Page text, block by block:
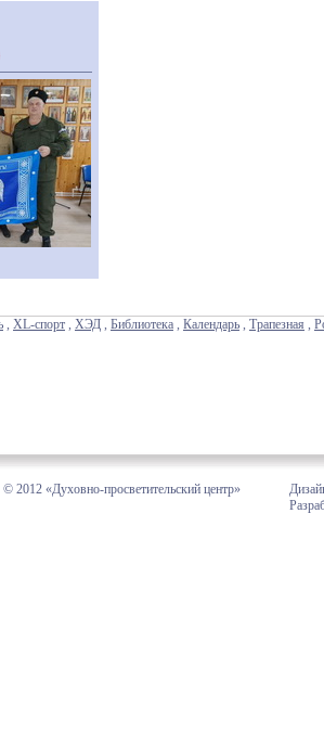
, XL-спорт , ХЭД , Библиотека , Календарь , Трапезная ,
© 2012 «Духовно-просветительский центр»